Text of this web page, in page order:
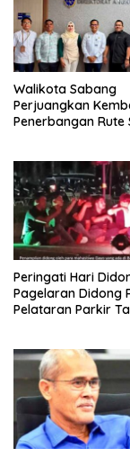
Walikota Sabang
Perjuangkan
Penerbangan Rute
Peringati Hari
Pagelaran Didong
Pelataran Parkir